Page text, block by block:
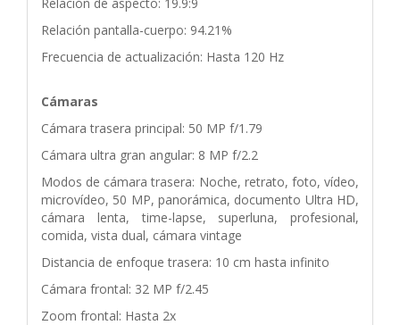
Relación pantalla-cuerpo: 94.21%
Frecuencia de actualización: Hasta 120 Hz
Cámaras
Cámara trasera principal: 50 MP f/1.79
Cámara ultra gran angular: 8 MP f/2.2
Modos de cámara trasera: Noche, retrato, foto, vídeo,
microvídeo, 50 MP, panorámica, documento Ultra HD,
cámara lenta, time-lapse, superluna, profesional,
comida, vista dual, cámara vintage
Distancia de enfoque trasera: 10 cm hasta infinito
Cámara frontal: 32 MP f/2.45
Zoom frontal: Hasta 2x